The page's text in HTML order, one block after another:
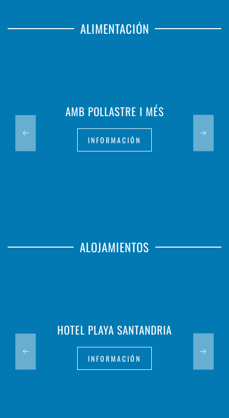
ALIMENTACIÓN
AMB POLLASTRE I MÉS
INFORMACIÓN
ALOJAMIENTOS
HOTEL PLAYA SANTANDRIA
INFORMACIÓN